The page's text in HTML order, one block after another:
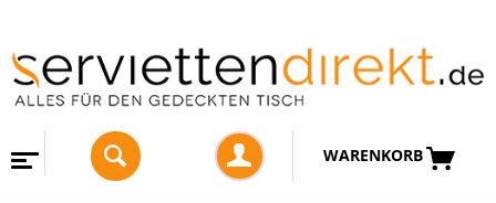
WARENKORB